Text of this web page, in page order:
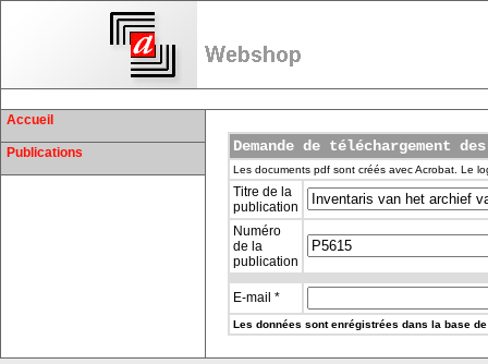
Accueil
Publications Demande de téléchargement
Les documents pdf sont créés avec Acrobat. Le
Titre de la
publication
Numéro
de la
publication
E-mail *
Les données sont enrégistrées dans la base